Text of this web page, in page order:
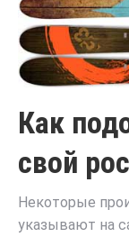
Как
свой
Некоторые
указывают на